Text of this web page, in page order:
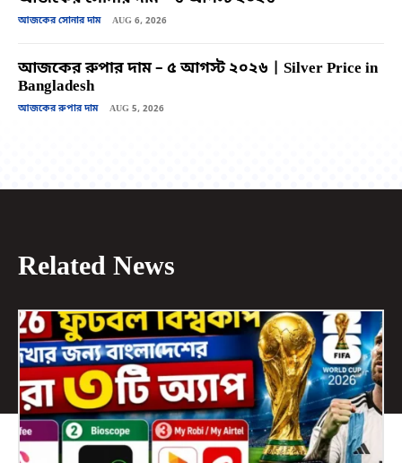
আজকের সোনার দাম AUG 6, 2026
আজকের রুপার দাম – ৫ আগস্ট ২০২৬ | Silver Price in
Bangladesh
আজকের রুপার দাম AUG 5, 2026
Related News